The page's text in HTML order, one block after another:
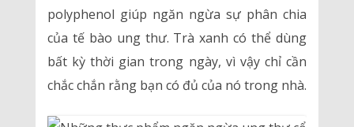
polyphenol giúp ngăn ngừa sự phân chia
của tế bào ung thư. Trà xanh có thể dùng
bất kỳ thời gian trong ngày, vì vậy chỉ cần
chắc chắn rằng bạn có đủ của nó trong nhà.